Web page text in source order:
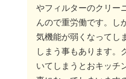
やフィルターのクリー
んので重労働です。し
気機能が弱くなってし
しまう事もあります。
いてしまうとおキッチ